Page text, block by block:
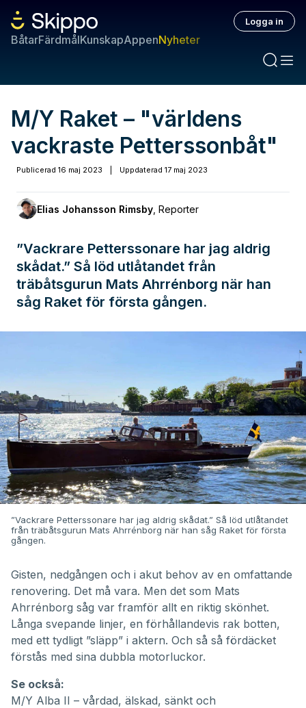
BåtarFärdmålKunskapAppenNyheter
Logga in
M/Y Raket – "världens
vackraste Petterssonbåt"
Publicerad 16 maj 2023 Uppdaterad 17 maj 2023
Elias Johansson Rimsby Reporter
”Vackrare Petterssonare har jag aldrig
skådat.” Så löd utlåtandet från
träbåtsgurun Mats Ahrrénborg när han
såg Raket för första gången.
”Vackrare Petterssonare har jag aldrig skådat.” Så löd utlåtandet
från träbåtsgurun Mats Ahrrénborg när han såg Raket för första
gången.
Gisten, nedgången och i akut behov av en omfattande
renovering. Det må vara. Men det som Mats
Ahrrénborg såg var framför allt en riktig skönhet.
Långa svepande linjer, en förhållandevis rak botten,
med ett tydligt ”släpp” i aktern. Och så så fördäcket
förstås med sina dubbla motorluckor.
Se också:
M/Y Alba II – vårdad, älskad, sänkt och